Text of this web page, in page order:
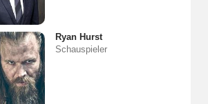
Ryan Hurst
Schauspieler